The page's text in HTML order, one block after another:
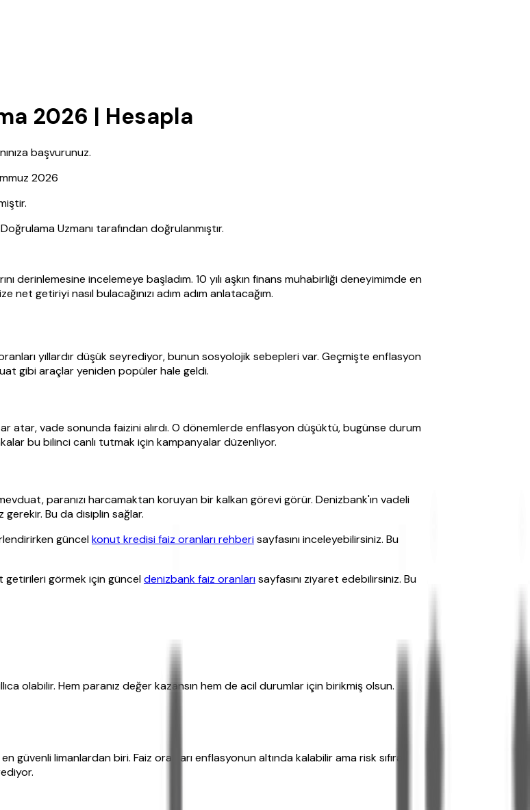
2026 | Hesapla
başvurunuz.
2026
Uzmanı tarafından doğrulanmıştır.
incelemeye başladım. 10 yılı aşkın finans muhabirliği deneyimimde en
getiriyi nasıl bulacağınızı adım adım anlatacağım.
yıllardır düşük seyrediyor, bunun sosyolojik sebepleri var. Geçmişte enflasyon
gibi araçlar yeniden popüler hale geldi.
vade sonunda faizini alırdı. O dönemlerde enflasyon düşüktü, bugünse durum
bu bilinci canlı tutmak için kampanyalar düzenliyor.
paranızı harcamaktan koruyan bir kalkan görevi görür. Denizbank'ın vadeli
Bu da disiplin sağlar.
güncelkonut kredisi faiz oranları rehberisayfasını inceleyebilirsiniz. Bu
getirileri görmek için günceldenizbank faiz oranlarısayfasını ziyaret edebilirsiniz. Bu
olabilir. Hem paranız değer kazansın hem de acil durumlar için birikmiş olsun.
limanlardan biri. Faiz oranları enflasyonun altında kalabilir ama risk sıfıra